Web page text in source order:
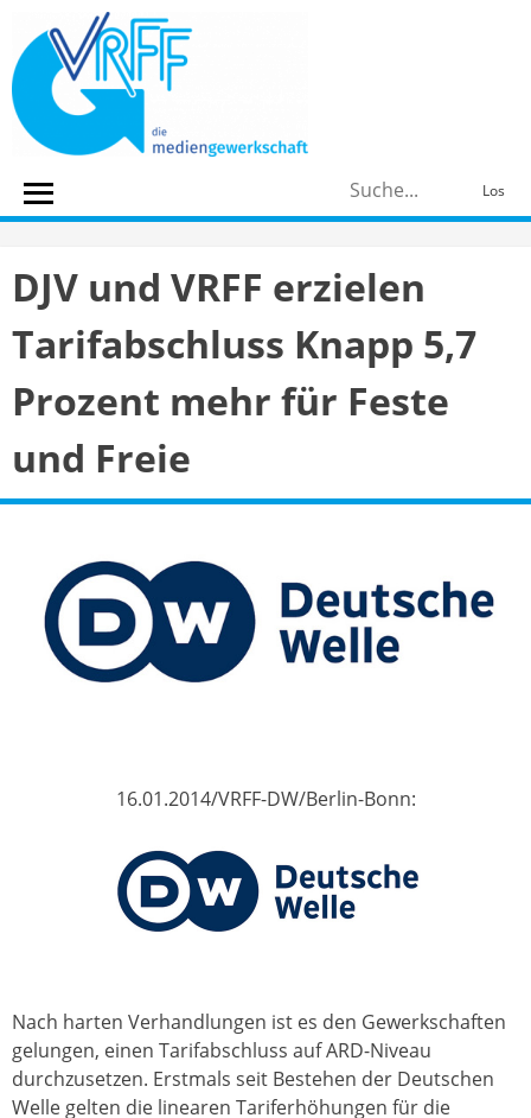
content
Los
DJV und VRFF erzielen
Tarifabschluss Knapp 5,7
Prozent mehr für Feste
und Freie
16.01.2014/VRFF-DW/Berlin-Bonn:
Nach harten Verhandlungen ist es den Gewerkschaften
gelungen, einen Tarifabschluss auf ARD-Niveau
durchzusetzen. Erstmals seit Bestehen der Deutschen
Welle gelten die linearen Tariferhöhungen für die